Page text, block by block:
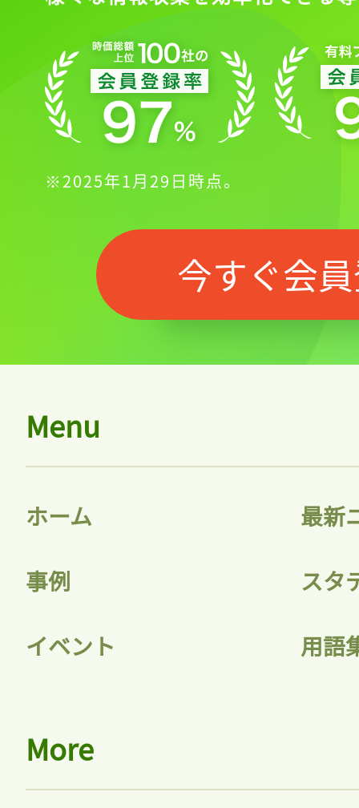
※2025年1月29日時点。
今すぐ会
Menu
ホーム 最新
事例 スタ
イベント 用語
More